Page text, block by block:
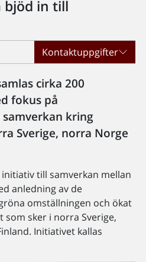
bjöd in till
Kontaktuppgifter
cirka 200
fokus på
kring
Sverige, norra Norge
till samverkan mellan
anledning av de
omställningen och ökat
sker i norra Sverige,
Initiativet kallas